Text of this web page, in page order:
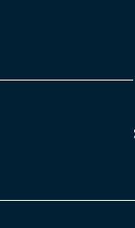
pp m